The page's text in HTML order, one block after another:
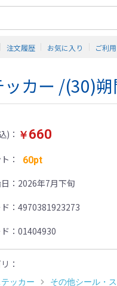
注文履歴 お気に入り ご利
ッカー /(30)
) ￥660
60pt
2026年7月下旬
4970381923273
01404930
ッカー
その他シール・